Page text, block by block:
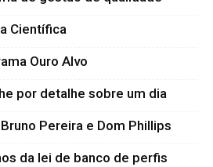
Científica
Ouro Alvo
por detalhe sobre um dia
Pereira e Dom Phillips
da lei de banco de perfis